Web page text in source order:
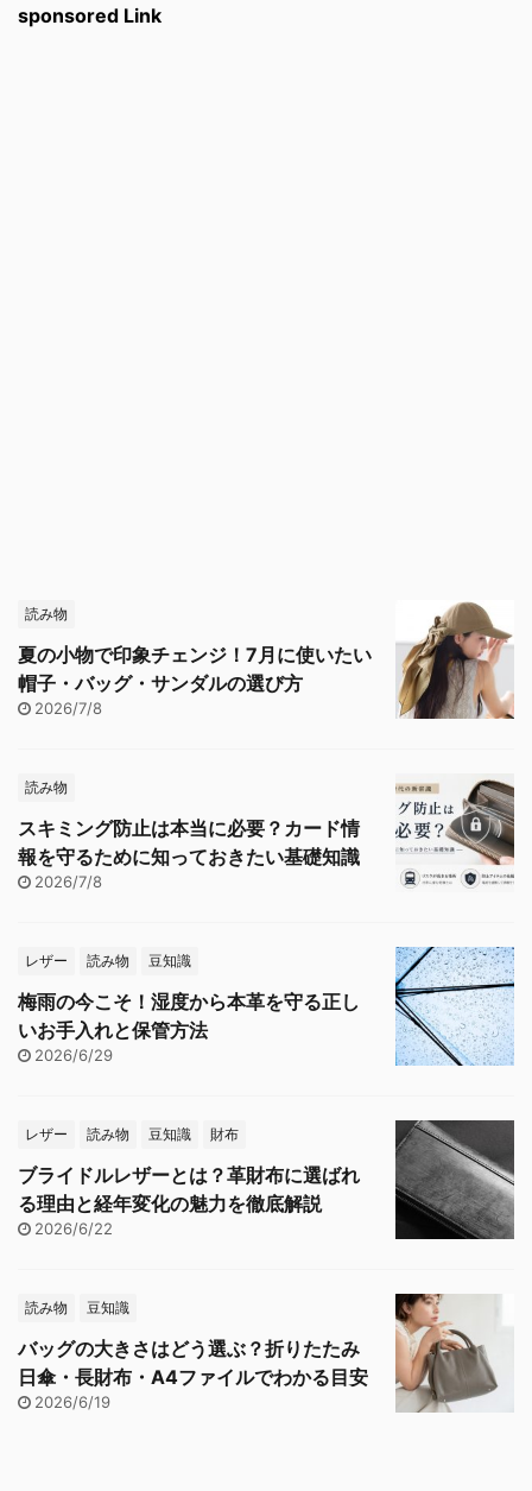
sponsored Link
読み物
夏の小物で印象チェンジ！7月に使いたい
帽子・バッグ・サンダルの選び方
2026/7/8
読み物
スキミング防止は本当に必要？カード情
報を守るために知っておきたい基礎知識
2026/7/8
レザー 読み物 豆知識
梅雨の今こそ！湿度から本革を守る正し
いお手入れと保管方法
2026/6/29
レザー 読み物 豆知識 財布
ブライドルレザーとは？革財布に選ばれ
る理由と経年変化の魅力を徹底解説
2026/6/22
読み物 豆知識
バッグの大きさはどう選ぶ？折りたたみ
日傘・長財布・A4ファイルでわかる目安
2026/6/19